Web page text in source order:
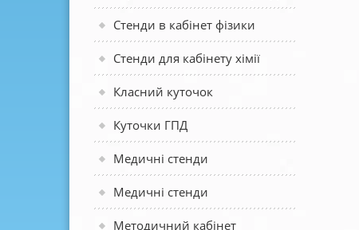
Стенди в кабінет фізики
Стенди для кабінету хімії
Класний куточок
Куточки ГПД
Медичні стенди
Медичні стенди
Методичний кабінет